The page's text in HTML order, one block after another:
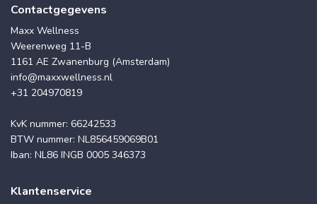
Contactgegevens
Maxx Wellness
Weerenweg 11-B
1161 AE Zwanenburg (Amsterdam)
info@maxxwellness.nl
+31 204970819
KvK nummer: 66242533
BTW nummer: NL856459069B01
Iban: NL86 INGB 0005 346373
Klantenservice